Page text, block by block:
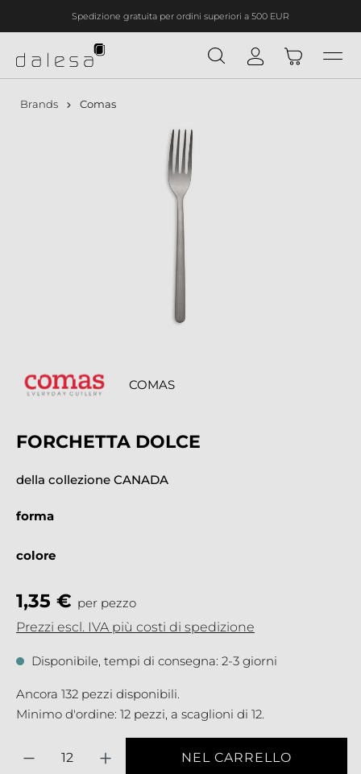
principaleSpedizione gratuita per ordini superiori a 500 EUR
Brands Comas
COMAS
FORCHETTA DOLCE
della collezione CANADA
1,35 € per pezzo
Prezzi escl. IVA più costi di spedizione
Disponibile, tempi di consegna: 2-3 giorni
Ancora 132 pezzi disponibili.
Minimo d'ordine: 12 pezzi, a scaglioni di 12.
forma
colore
NEL CARRELLO